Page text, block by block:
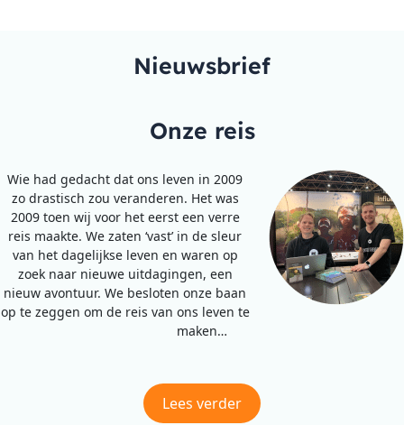
Nieuwsbrief
Onze reis
Wie had gedacht dat ons leven in 2009
zo drastisch zou veranderen. Het was
2009 toen wij voor het eerst een verre
reis maakte. We zaten ‘vast’ in de sleur
van het dagelijkse leven en waren op
zoek naar nieuwe uitdagingen, een
nieuw avontuur. We besloten onze baan
op te zeggen om de reis van ons leven te
maken…
Lees verder